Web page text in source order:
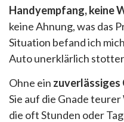
Handyempfang, keine
keine Ahnung, was das
Situation befand ich
Auto unerklärlich
Ohne ein zuverlässiges
Sie auf die Gnade
die oft Stunden oder